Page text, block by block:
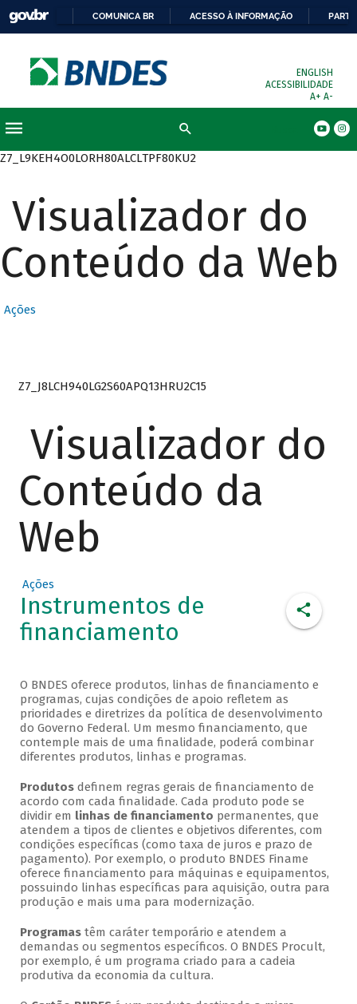
COMUNICA BR ACESSO À INFORMAÇÃO
ENGLISH
ACESSIBILIDADE
A+ A-
Z7_L9KEH4O0LORH80ALCLTPF80KU2
Visualizador do
Conteúdo da Web
Ações
Z7_J8LCH940LG2S60APQ13HRU2C15
Visualizador do
Conteúdo da
Web
Ações
Instrumentos de
financiamento
O BNDES oferece produtos, linhas de financiamento e
programas, cujas condições de apoio refletem as
prioridades e diretrizes da política de desenvolvimento
do Governo Federal. Um mesmo financiamento, que
contemple mais de uma finalidade, poderá combinar
diferentes produtos, linhas e programas.
Produtosdefinem regras gerais de financiamento de
acordo com cada finalidade. Cada produto pode se
dividir em linhas de financiamento permanentes, que
atendem a tipos de clientes e objetivos diferentes, com
condições específicas (como taxa de juros e prazo de
pagamento). Por exemplo, o produto BNDES Finame
oferece financiamento para máquinas e equipamentos,
possuindo linhas específicas para aquisição, outra para
produção e mais uma para modernização.
Programas têm caráter temporário e atendem a
demandas ou segmentos específicos. O BNDES Procult,
por exemplo, é um programa criado para a cadeia
produtiva da economia da cultura.